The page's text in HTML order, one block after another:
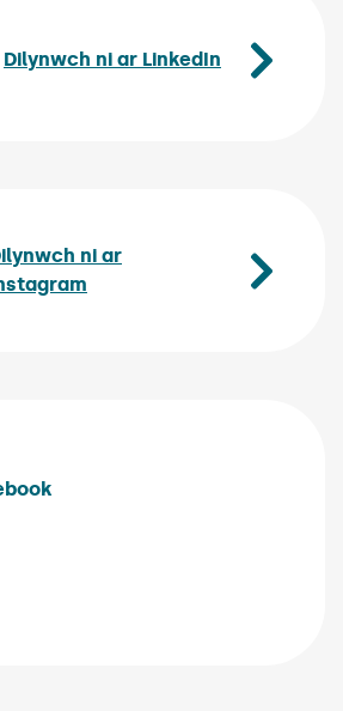
Dilynwch ni ar LinkedIn (Link
ni ar
(Link opens in new